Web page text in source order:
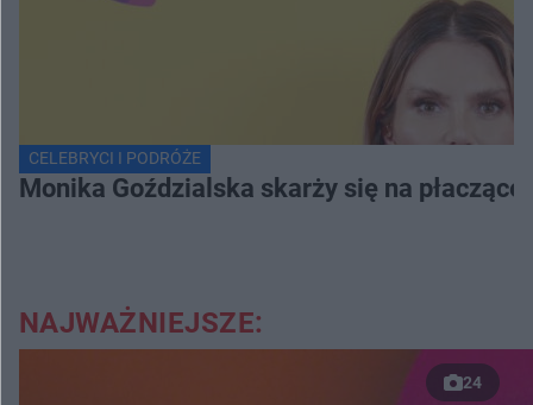
CELEBRYCI I PODRÓŻE
Monika Goździalska skarży się na
NAJWAŻNIEJSZE:
24